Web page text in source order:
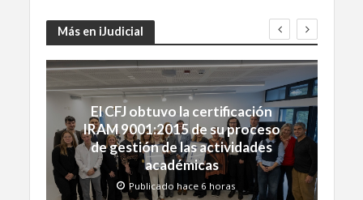
Más en iJudicial
El CFJ obtuvo la certificación
IRAM 9001:2015 de su proceso
de gestión de las actividades
académicas
Publicado hace 6 horas